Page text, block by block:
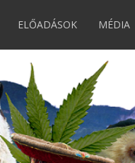
ELŐADÁSOK MÉDIA